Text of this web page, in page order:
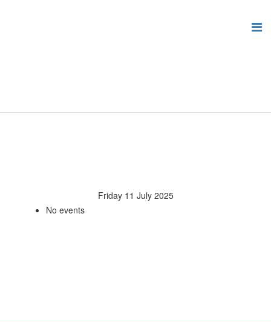
Friday 11 July 2025
No events